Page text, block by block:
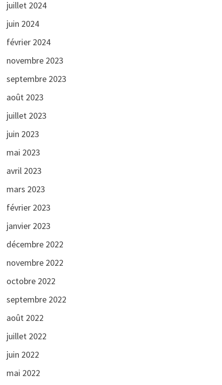
juillet 2024
juin 2024
février 2024
novembre 2023
septembre 2023
août 2023
juillet 2023
juin 2023
mai 2023
avril 2023
mars 2023
février 2023
janvier 2023
décembre 2022
novembre 2022
octobre 2022
septembre 2022
août 2022
juillet 2022
juin 2022
mai 2022